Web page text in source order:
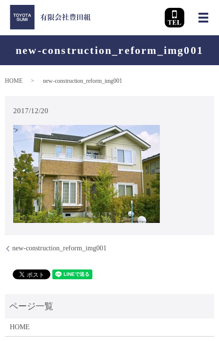
メ
new-construction_reform_img001
HOME new-construction_reform_img001
2017/12/20
new-construction_reform_img001
HOME